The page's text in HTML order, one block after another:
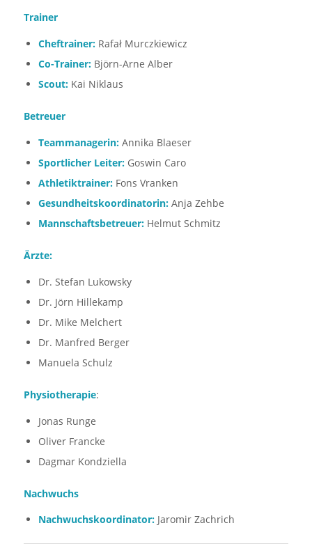
Trainer
Cheftrainer:Rafał Murczkiewicz
Co-Trainer:Björn-Arne Alber
Scout:Kai Niklaus
Betreuer
Teammanagerin:Annika Blaeser
Sportlicher Leiter:Goswin Caro
Athletiktrainer: Fons Vranken
Gesundheitskoordinatorin:Anja Zehbe
Mannschaftsbetreuer:Helmut Schmitz
Ärzte:
Dr. Stefan Lukowsky
Dr. Jörn Hillekamp
Dr. Mike Melchert
Dr. Manfred Berger
Manuela Schulz
Physiotherapie:
Jonas Runge
Oliver Francke
Dagmar Kondziella
Nachwuchs
Nachwuchskoordinator:Jaromir Zachrich